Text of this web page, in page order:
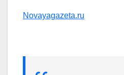
Novayagazeta.ru